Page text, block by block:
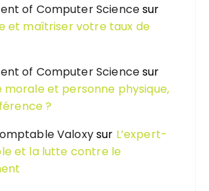
of Computer Sciencesur
et maîtriser votre taux de
of Computer Sciencesur
morale et personne physique,
?
Valoxysur L’expert-
et la lutte contre le